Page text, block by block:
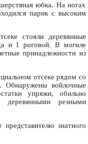
юбка. На ногах
парик с высоким
стояли деревянные
и 1 роговой. В могиле
принадлежности из
отсеке рядом со
Обнаружены войлочные
упряжи, обильно
деревянными резными
знатного